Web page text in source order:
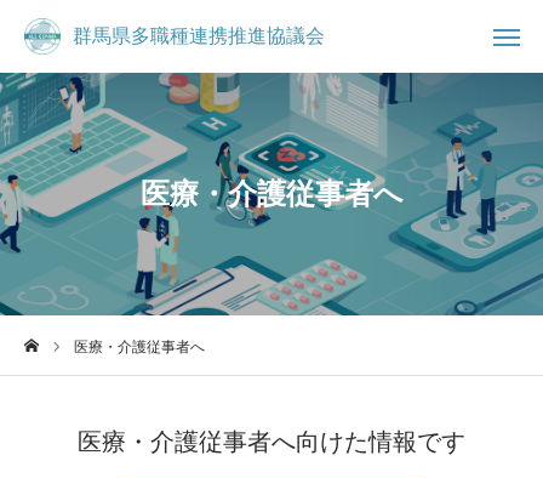
群馬県多職種連携推進協議会
医療・介護従事者へ
医療・介護従事者へ
医療・介護従事者へ向けた情報です
群馬県多職種連携推進協議会
 お知らせ ブログ
 事務局 お問合せ
コミュニティ
群馬県多職種連携推進協議会について